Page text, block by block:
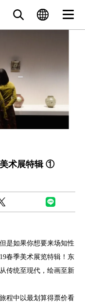
美术展特辑 ①
是如果你想要来场知性
春季美术展览特辑！东
传统至现代，绘画至新
程中以最划算得票价看